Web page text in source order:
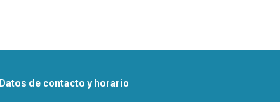
Datos de contacto y horario